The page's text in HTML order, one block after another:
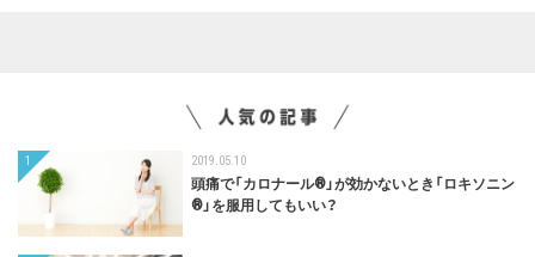
1 2019.05.10
頭痛で「カロナール®」が効かないとき「ロキソニン
®︎」を服用してもいい？